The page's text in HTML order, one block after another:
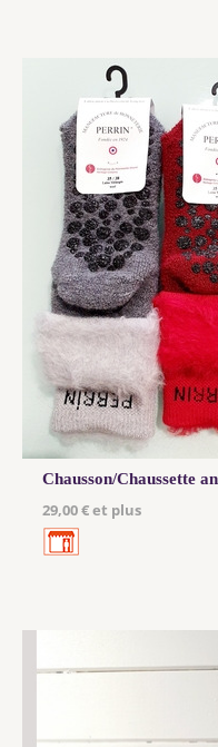
Chausson/Chaussette
29,00 € et plus